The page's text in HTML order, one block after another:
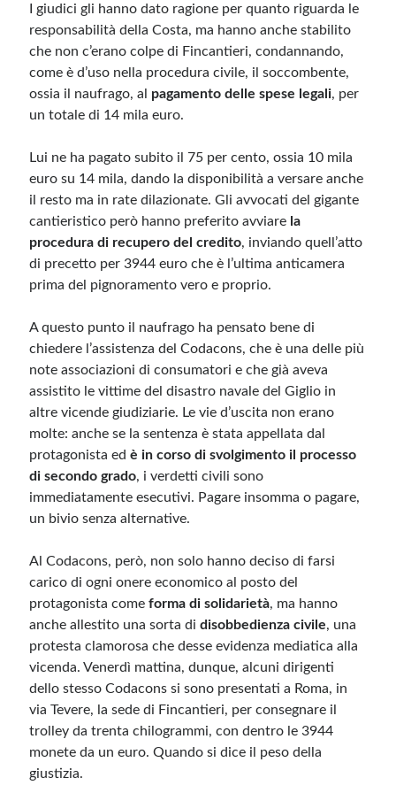
I giudici gli hanno dato ragione per quanto riguarda le
responsabilità della Costa, ma hanno anche stabilito
che non c’erano colpe di Fincantieri, condannando,
come è d’uso nella procedura civile, il soccombente,
ossia il naufrago, al
pagamento delle spese legali, per
un totale di 14 mila euro.
Lui ne ha pagato subito il 75 per cento, ossia 10 mila
euro su 14 mila, dando la disponibilità a versare anche
il resto ma in rate dilazionate. Gli avvocati del gigante
cantieristico però hanno preferito avviare la
procedura di recupero del credito, inviando quell’atto
di precetto per 3944 euro che è l’ultima anticamera
prima del pignoramento vero e proprio.
A questo punto il naufrago ha pensato bene di
chiedere l’assistenza del Codacons, che è una delle più
note associazioni di consumatori e che già aveva
assistito le vittime del disastro navale del Giglio in
altre vicende giudiziarie. Le vie d’uscita non erano
molte: anche se la sentenza è stata appellata dal
protagonista ed è in corso di svolgimento il processo
di secondo grado, i verdetti civili sono
immediatamente esecutivi. Pagare insomma o pagare,
un bivio senza alternative.
Al Codacons, però, non solo hanno deciso di farsi
carico di ogni onere economico al posto del
protagonista come forma di solidarietà, ma hanno
anche allestito una sorta di disobbedienza civile, una
protesta clamorosa che desse evidenza mediatica alla
vicenda. Venerdì mattina, dunque, alcuni dirigenti
dello stesso Codacons si sono presentati a Roma, in
via Tevere, la sede di Fincantieri, per consegnare il
trolley da trenta chilogrammi, con dentro le 3944
monete da un euro. Quando si dice il peso della
giustizia.